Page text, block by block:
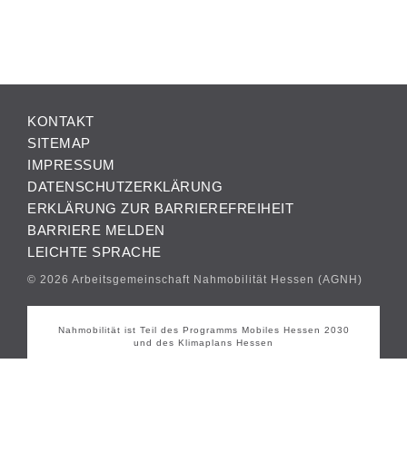
KONTAKT
SITEMAP
IMPRESSUM
DATENSCHUTZERKLÄRUNG
ERKLÄRUNG ZUR BARRIEREFREIHEIT
BARRIERE MELDEN
LEICHTE SPRACHE
© 2026 Arbeitsgemeinschaft Nahmobilität Hessen (AGNH)
Nahmobilität ist Teil des Programms Mobiles Hessen 2030
und des Klimaplans Hessen